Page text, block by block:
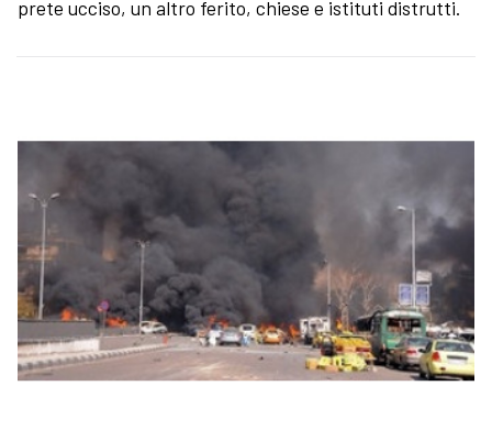
prete ucciso, un altro ferito, chiese e istituti distrutti.